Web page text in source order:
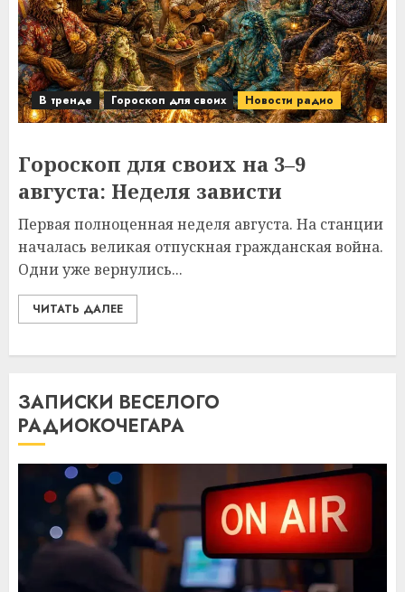
В тренде Гороскоп для своих Новости радио
Гороскоп для своих на 3–9
августа: Неделя зависти
Первая полноценная неделя августа. На станции
началась великая отпускная гражданская война.
Одни уже вернулись...
ЧИТАТЬ ДАЛЕЕ
ЗАПИСКИ ВЕСЕЛОГО
РАДИОКОЧЕГАРА